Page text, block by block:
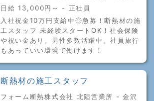
日給 13,000円～ - 正社員
入社祝金10万円支給中◎急募！断熱材の施
工スタッフ 未経験スタートOK！社会保険
や祝い金あり。男性多数活躍中。社員旅行
もあっていい環境で働けます！
断熱材の施工スタッフ
フォーム断熱株式会社 北陸営業所 - 金沢